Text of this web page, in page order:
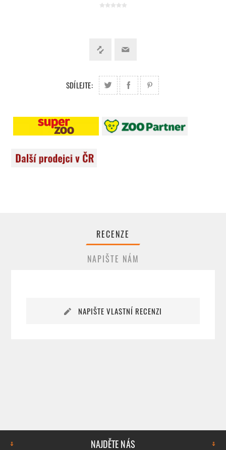
SDÍLEJTE:
RECENZE
NAPIŠTE NÁM
NAPIŠTE VLASTNÍ RECENZI
NAJDĚTE NÁS